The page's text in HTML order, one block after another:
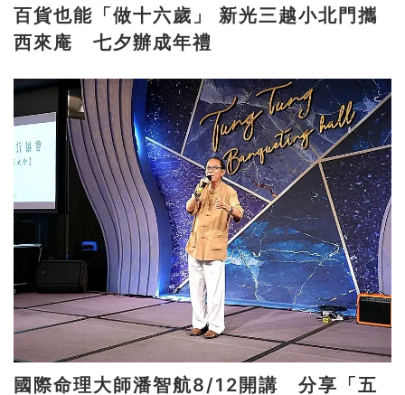
百貨也能「做十六歲」 新光三越小北門攜
西來庵 七夕辦成年禮
國際命理大師潘智航8/12開講 分享「五